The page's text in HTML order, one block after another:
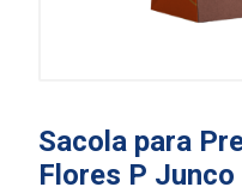
Sacola para
Flores P